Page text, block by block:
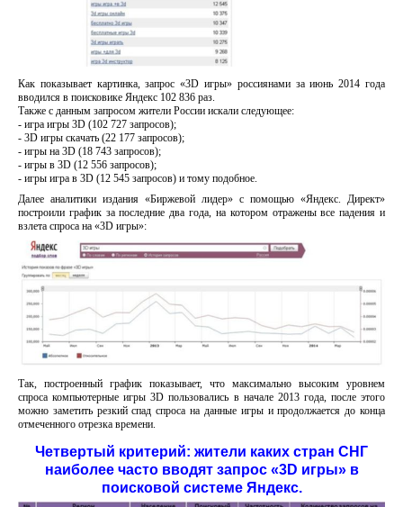
Как показывает картинка, запрос «3D игры» россиянами за июнь 2014 года
вводился в поисковике Яндекс 102 836 раз.
Также с данным запросом жители России искали следующее:
- игра игры 3D (102 727 запросов);
- 3D игры скачать (22 177 запросов);
- игры на 3D (18 743 запросов);
- игры в 3D (12 556 запросов);
- игры игра в 3D (12 545 запросов) и тому подобное.
Далее аналитики издания «Биржевой лидер» с помощью «Яндекс. Директ»
построили график за последние два года, на котором отражены все падения и
взлета спроса на «3D игры»:
Так, построенный график показывает, что максимально высоким уровнем
спроса компьютерные игры 3D пользовались в начале 2013 года, после этого
можно заметить резкий спад спроса на данные игры и продолжается до конца
отмеченного отрезка времени.
Четвертый критерий: жители каких стран СНГ
наиболее часто вводят запрос «3D игры» в
поисковой системе Яндекс.